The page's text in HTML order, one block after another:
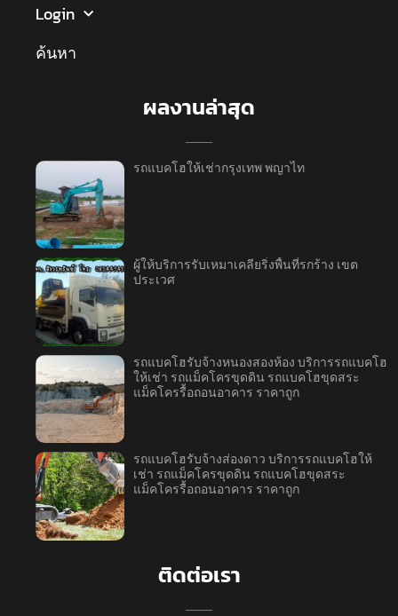
Login
ค้นหา
ผลงานล่าสุด
รถแบคโฮให้เช่ากรุงเทพ พญาไท
ผู้ให้บริการรับเหมาเคลียริ่งพื้นที่รกร้าง เขต
ประเวศ
รถแบคโฮรับจ้างหนองสองห้อง บริการรถแบคโฮ
ให้เช่า รถแม็คโครขุดดิน รถแบคโฮขุดสระ
แม็คโครรื้อถอนอาคาร ราคาถูก
รถแบคโฮรับจ้างส่องดาว บริการรถแบคโฮให้
เช่า รถแม็คโครขุดดิน รถแบคโฮขุดสระ
แม็คโครรื้อถอนอาคาร ราคาถูก
ติดต่อเรา